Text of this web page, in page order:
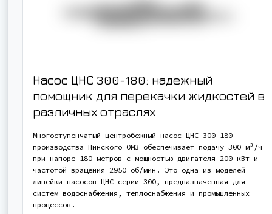
Насос ЦНС 300-180: надежный
помощник для перекачки жидкостей в
различных отраслях
Многоступенчатый центробежный насос ЦНС 300-180
производства Пинского ОМЗ обеспечивает подачу 300 м³/ч
при напоре 180 метров с мощностью двигателя 200 кВт и
частотой вращения 2950 об/мин. Это одна из моделей
линейки насосов ЦНС серии 300, предназначенная для
систем водоснабжения, теплоснабжения и промышленных
процессов.